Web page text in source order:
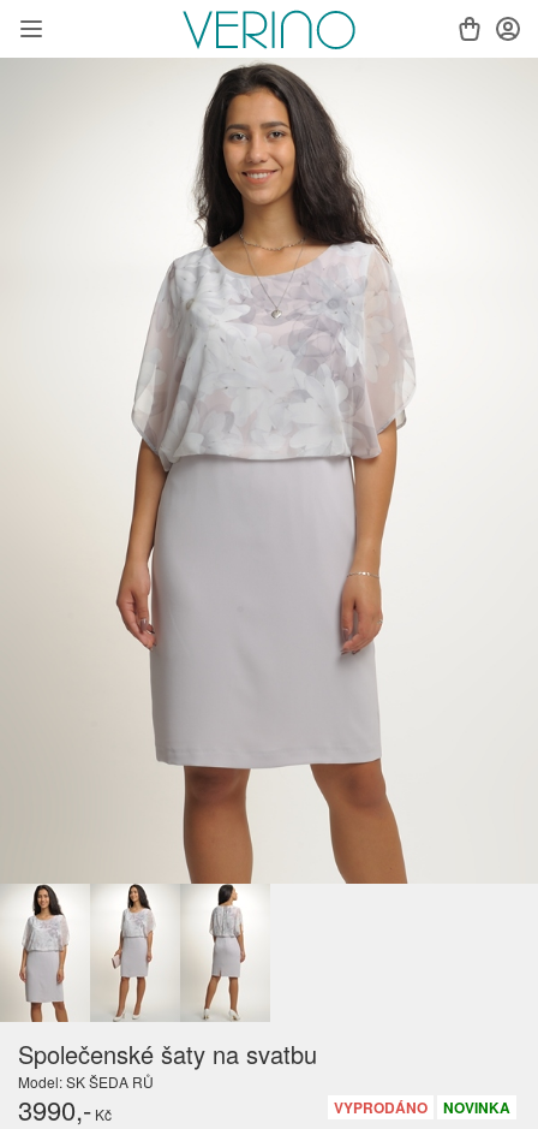
Společenské šaty na svatbu
Model: SK ŠEDA RŮ
VYPRODÁNO NOVINKA
3990,- Kč